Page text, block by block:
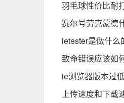
羽毛球性价比耐
赛尔号劳克蒙德
ietester是做什
致命错误应该如
ie浏览器版本过
上传速度和下载